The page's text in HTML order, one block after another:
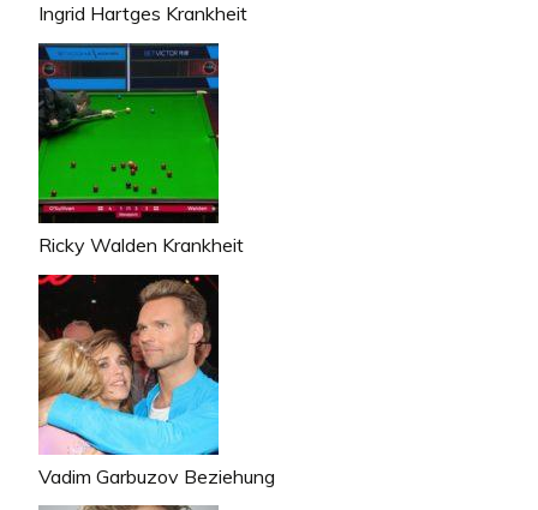
Ingrid Hartges Krankheit
Ricky Walden Krankheit
Vadim Garbuzov Beziehung